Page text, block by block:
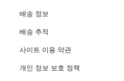
배송 정보
배송 추적
사이트 이용 약관
개인 정보 보호 정책